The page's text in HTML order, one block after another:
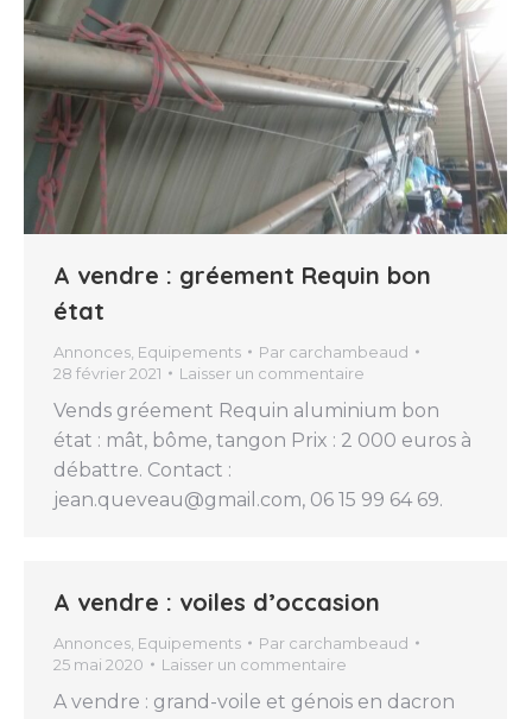
A vendre : gréement Requin bon
état
Annonces Equipements Par carchambeaud
28 février 2021
Laisser un commentaire
Vends gréement Requin aluminium bon
état : mât, bôme, tangon Prix : 2 000 euros à
débattre. Contact :
jean.queveau@gmail.com, 06 15 99 64 69.
A vendre : voiles d’occasion
Annonces Equipements Par carchambeaud
25 mai 2020
Laisser un commentaire
A vendre : grand-voile et génois en dacron